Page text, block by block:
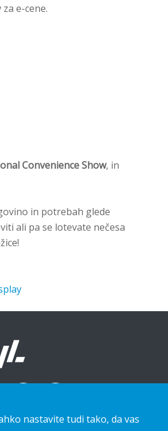
e-cene.
Convenience Show, in
in potrebah glede
ali pa se lotevate nečesa
nastavite tudi tako, da vas